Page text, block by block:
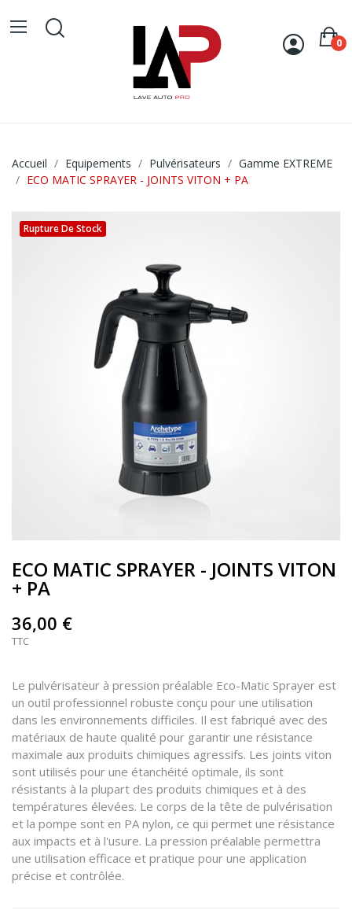
0
Accueil Equipements Pulvérisateurs
Gamme EXTREME
ECO MATIC SPRAYER - JOINTS VITON + PA
Rupture De Stock
ECO MATIC SPRAYER - JOINTS VITON
+ PA
36,00 €
TTC
Le pulvérisateur à pression préalable Eco-Matic Sprayer est
un outil professionnel robuste conçu pour une utilisation
dans les environnements difficiles. Il est fabriqué avec des
matériaux de haute qualité pour garantir une résistance
maximale aux produits chimiques agressifs. Les joints viton
sont utilisés pour une étanchéité optimale, ils sont
résistants à la plupart des produits chimiques et à des
températures élevées. Le corps de la tête de pulvérisation
et la pompe sont en PA nylon, ce qui permet une résistance
aux impacts et à l'usure. La pression préalable permettra
une utilisation efficace et pratique pour une application
précise et contrôlée.